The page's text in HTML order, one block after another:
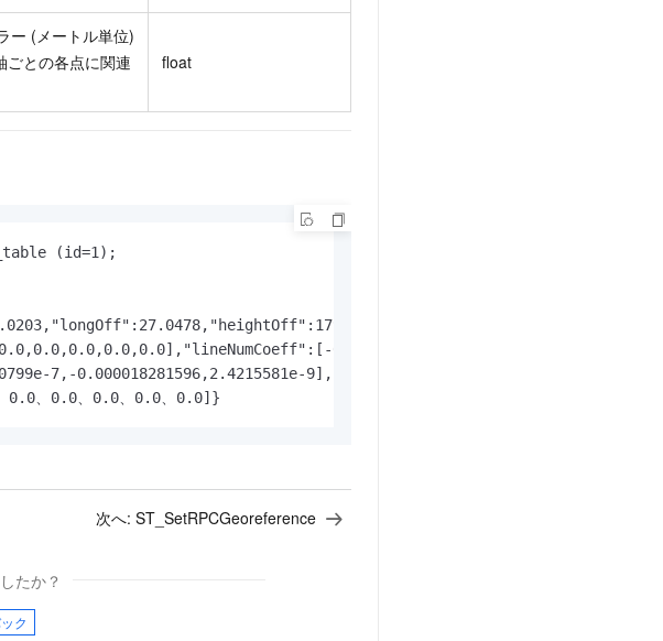
ー (メートル単位)
ごとの各点に関連
float
(id=1);
0.002104832,-0.01642616,-1.027459,-,-
7,-0.000018281596,2.4215581e-9],"sampDenCoeff":[1.0,-
0.0、0.0、0.0、0.0、0.0]}
次へ: ST_SetRPCGeoreference
たか？
ク